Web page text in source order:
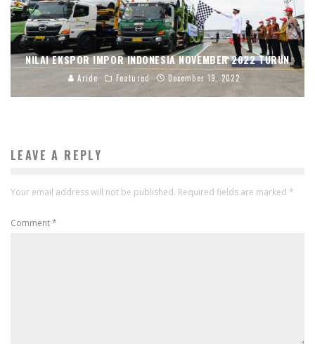
NILAI EKSPOR IMPOR INDONESIA NOVEMBER 2022 TURUN
Aride Featured December 19, 2022
LEAVE A REPLY
Your email address will not be published. Required fields are marked *
Comment*